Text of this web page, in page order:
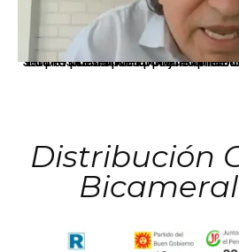
La presidenta Keiko Fujimori informó que la solicitud de indulto presentada por el expresidente Alejandro Toledo será evaluada por la
Distribución